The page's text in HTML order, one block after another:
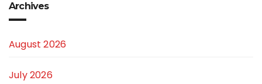
Archives
August 2026
July 2026